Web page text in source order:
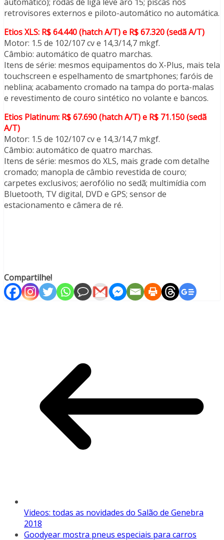
automático); rodas de liga leve aro 15; piscas nos
retrovisores externos e piloto-automático no automática.
Etios XLS: R$ 64.440 (hatch A/T) e R$ 67.320 (sedã A/T)
Motor: 1.5 de 102/107 cv e 14,3/14,7 mkgf.
Câmbio: automático de quatro marchas.
Itens de série: mesmos equipamentos do X-Plus, mais tela
touchscreen e espelhamento de smartphones; faróis de
neblina; acabamento cromado na tampa do porta-malas
e revestimento de couro sintético no volante e bancos.
Etios Platinum: R$ 67.690 (hatch A/T) e R$ 71.150 (sedã
A/T)
Motor: 1.5 de 102/107 cv e 14,3/14,7 mkgf.
Câmbio: automático de quatro marchas.
Itens de série: mesmos do XLS, mais grade com detalhe
cromado; manopla de câmbio revestida de couro;
carpetes exclusivos; aerofólio no sedã; multimídia com
Bluetooth, TV digital, DVD e GPS; sensor de
estacionamento e câmera de ré.
Compartilhe!
Videos: todas as novidades do Salão de Genebra
2018
Goodyear mostra pneus especiais para carros